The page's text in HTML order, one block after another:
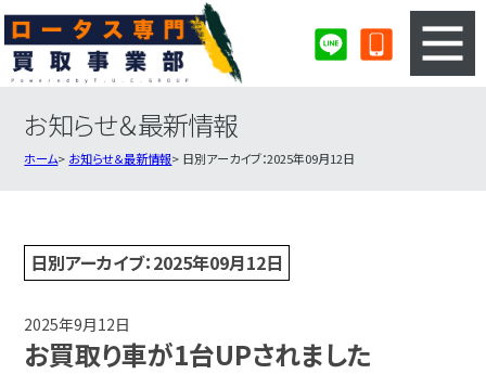
3ステップのカンタン査定
ロータス買取実績 会社概要・店舗紹介・MAP
お知らせ＆最新情報
ホーム お知らせ＆最新情報 日別アーカイブ：2025年09月12日
日別アーカイブ：2025年09月12日
2025年9月12日
お買取り車が1台UPされました